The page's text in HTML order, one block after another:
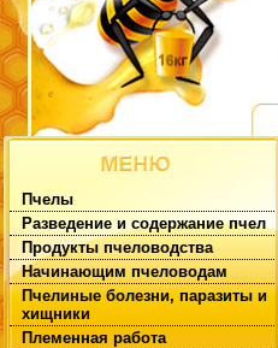
Пчелы
Разведение и содержание пчел
Продукты пчеловодства
Начинающим пчеловодам
Пчелиные болезни, паразиты и
хищники
Племенная работа